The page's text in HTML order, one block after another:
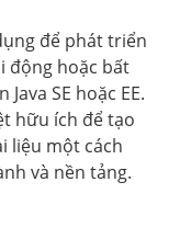
để phát triển
động hoặc bất
SE hoặc EE.
hữu ích để tạo
liệu một cách
và nền tảng.